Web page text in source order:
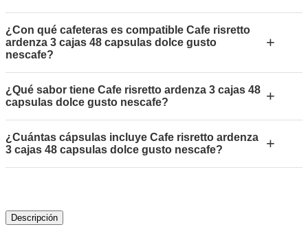
¿Con qué cafeteras es compatible Cafe risretto
ardenza 3 cajas 48 capsulas dolce gusto
nescafe?
+
¿Qué sabor tiene Cafe risretto ardenza 3 cajas 48
capsulas dolce gusto nescafe?
+
¿Cuántas cápsulas incluye Cafe risretto ardenza
3 cajas 48 capsulas dolce gusto nescafe?
+
Descripción